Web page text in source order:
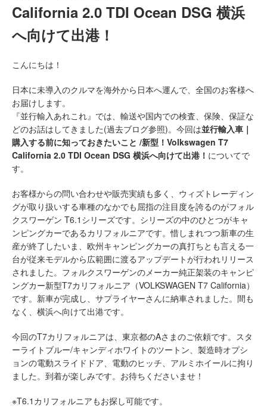
California 2.0 TDI Ocean DSG 横浜
へ向けて出港！
こんにちは！
日本に未導入のクルマを海外から日本へ運んで、全国のお客様へ
お届けします。
『並行輸入あれこれ』では、輸送や国内での検査、保険、保証な
どのお話はしてきました(過去ブログ参照)。今回は並行輸入車｜
購入する前に知っておきたいこと /新型！Volkswagen T7
California 2.0 TDI Ocean DSG 横浜へ向けて出港！ についてで
す。
お客様からの問い合わせや販売実績も多く、ウィズトレーディン
グが取り扱いする車種のなかでも屈指の注目度を誇るのがフォル
クスワーゲン T6.1シリーズです。シリーズの中のひとつがキャ
ンピングカーであるカリフォルニアです。惜しまれつつ新車の生
産が終了したいま、欧州キャンピングカーの真打ちとも言える一
台が従来モデルから広範囲に渡るアップデートが行われリリース
されました。フォルクスワーゲンのメーカー純正架装のキャンピ
ングカー新型T7カリフォルニア（VOLKSWAGEN T7 California）
です。新車が完成し、サプライヤーさんに納車されました。間も
なく、横浜へ向けて出港です。
今回のT7カリフォルニアは、東京都のAさまのご依頼です。スタ
ーライトブルー/キャンディホワイトのツートン、製造時オプシ
ョンの電動スライドドア、電動のヒッチ、アルミホイールに拘り
ました。到着が楽しみです。お待ちくださいませ！
※T6.1カリフォルニアもお探し可能です。